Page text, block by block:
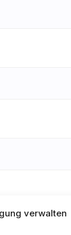
verwalten
E-Mail-